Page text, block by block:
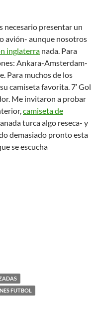
necesario presentar un
avión- aunque nosotros
inglaterra nada. Para
Ankara-Amsterdam-
Para muchos de los
camiseta favorita. 7′ Gol
Me invitaron a probar
camiseta de
turca algo reseca- y
demasiado pronto esta
se escucha
FUTBOL